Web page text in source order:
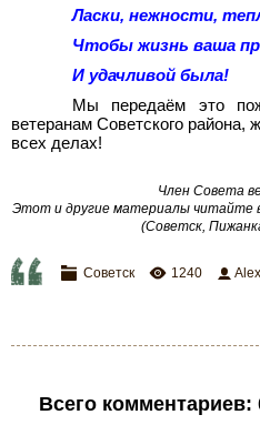
Ласки, нежности,
Чтобы жизнь ваша
И удачливой была!
Мы передаём это
ветеранам Советского района,
всех делах!
Член Совета
Этот и другие материалы читайте
(Советск,
Советск 1240
Всего комментариев: